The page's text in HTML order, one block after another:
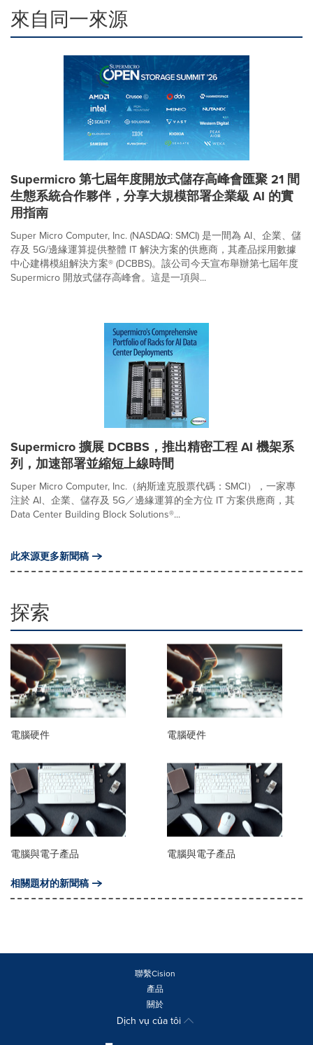
來自同一來源
Supermicro 第七屆年度開放式儲存高峰會匯聚 21 間
生態系統合作夥伴，分享大規模部署企業級 AI 的實
用指南
Super Micro Computer, Inc. (NASDAQ: SMCI) 是一間為 AI、企業、儲
存及 5G/邊緣運算提供整體 IT 解決方案的供應商，其產品採用數據
中心建構模組解決方案® (DCBBS)。該公司今天宣布舉辦第七屆年度
Supermicro 開放式儲存高峰會。這是一項與...
Supermicro 擴展 DCBBS，推出精密工程 AI 機架系
列，加速部署並縮短上線時間
Super Micro Computer, Inc.（納斯達克股票代碼：SMCI），一家專
注於 AI、企業、儲存及 5G／邊緣運算的全方位 IT 方案供應商，其
Data Center Building Block Solutions®...
此來源更多新聞稿
探索
電腦硬件 電腦硬件
電腦與電子產品 電腦與電子產品
相關題材的新聞稿
聯繫Cision
產品
關於
Dịch vụ của tôi